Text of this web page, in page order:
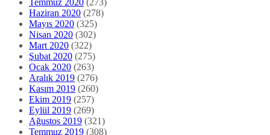
Haziran 2020 (278)
Mayıs 2020 (325)
Nisan 2020 (302)
Mart 2020 (322)
Şubat 2020 (275)
Ocak 2020 (263)
Aralık 2019 (276)
Kasım 2019 (260)
Ekim 2019 (257)
Eylül 2019 (269)
Ağustos 2019 (321)
Temmuz 2019 (308)